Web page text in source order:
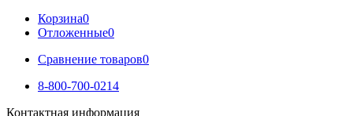
Корзина0
Отложенные0
Сравнение товаров0
8-800-700-0214
Контактная информация